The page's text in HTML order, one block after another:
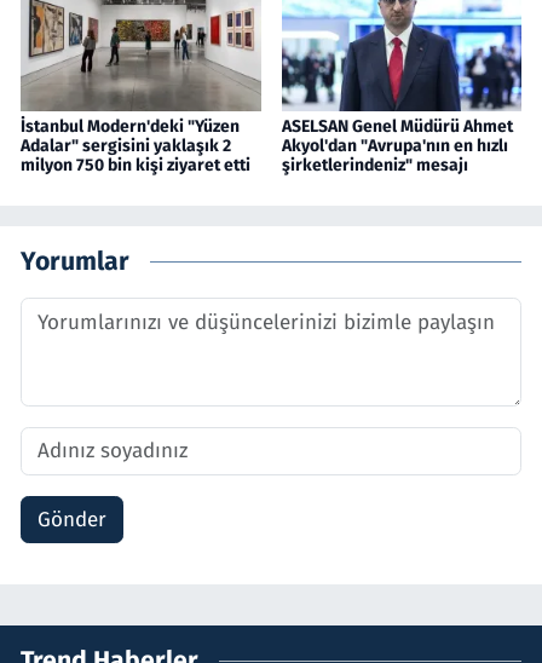
İstanbul Modern'deki "Yüzen
Adalar" sergisini yaklaşık 2
milyon 750 bin kişi ziyaret etti
ASELSAN Genel Müdürü Ahmet
Akyol'dan "Avrupa'nın en hızlı
şirketlerindeniz" mesajı
Yorumlar
Gönder